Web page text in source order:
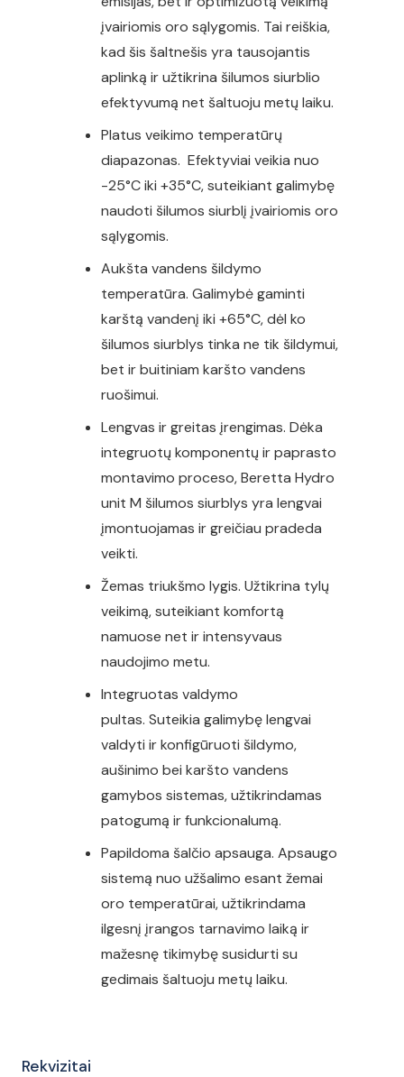
įvairiomis oro sąlygomis. Tai reiškia,
kad šis šaltnešis yra tausojantis
aplinką ir užtikrina šilumos siurblio
efektyvumą net šaltuoju metų laiku.
Platus veikimo temperatūrų
diapazonas. Efektyviai veikia nuo
-25°C iki +35°C, suteikiant galimybę
naudoti šilumos siurblį įvairiomis oro
sąlygomis.
Aukšta vandens šildymo
temperatūra. Galimybė gaminti
karštą vandenį iki +65°C, dėl ko
šilumos siurblys tinka ne tik šildymui,
bet ir buitiniam karšto vandens
ruošimui.
Lengvas ir greitas įrengimas. Dėka
integruotų komponentų ir paprasto
montavimo proceso, Beretta Hydro
unit M šilumos siurblys yra lengvai
įmontuojamas ir greičiau pradeda
veikti.
Žemas triukšmo lygis. Užtikrina tylų
veikimą, suteikiant komfortą
namuose net ir intensyvaus
naudojimo metu.
Integruotas valdymo
pultas. Suteikia galimybę lengvai
valdyti ir konfigūruoti šildymo,
aušinimo bei karšto vandens
gamybos sistemas, užtikrindamas
patogumą ir funkcionalumą.
Papildoma šalčio apsauga. Apsaugo
sistemą nuo užšalimo esant žemai
oro temperatūrai, užtikrindama
ilgesnį įrangos tarnavimo laiką ir
mažesnę tikimybę susidurti su
gedimais šaltuoju metų laiku.
Rekvizitai